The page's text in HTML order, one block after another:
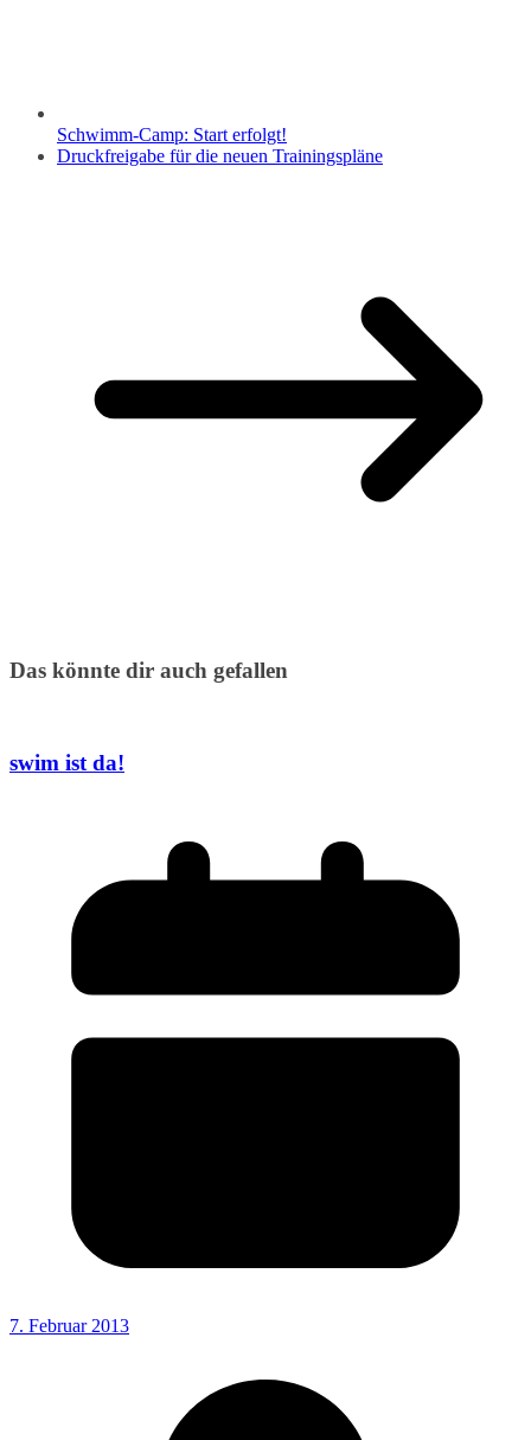
Schwimm-Camp: Start erfolgt!
Druckfreigabe für die neuen Trainingspläne
Das könnte dir auch gefallen
swim ist da!
7. Februar 2013